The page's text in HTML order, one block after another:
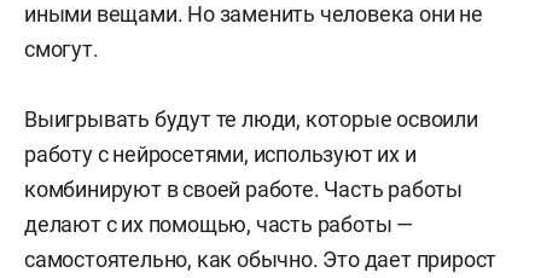
иными вещами. Но заменить человека они не
смогут.
Выигрывать будут те люди, которые освоили
работу с нейросетями, используют их и
комбинируют в своей работе. Часть работы
делают с их помощью, часть работы —
самостоятельно, как обычно. Это дает прирост